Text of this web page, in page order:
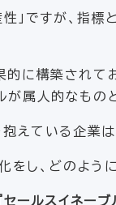
性」ですが、指
的に構築されて
が属人的なもの
えている企業は
をし、どのよう
セールスイネー